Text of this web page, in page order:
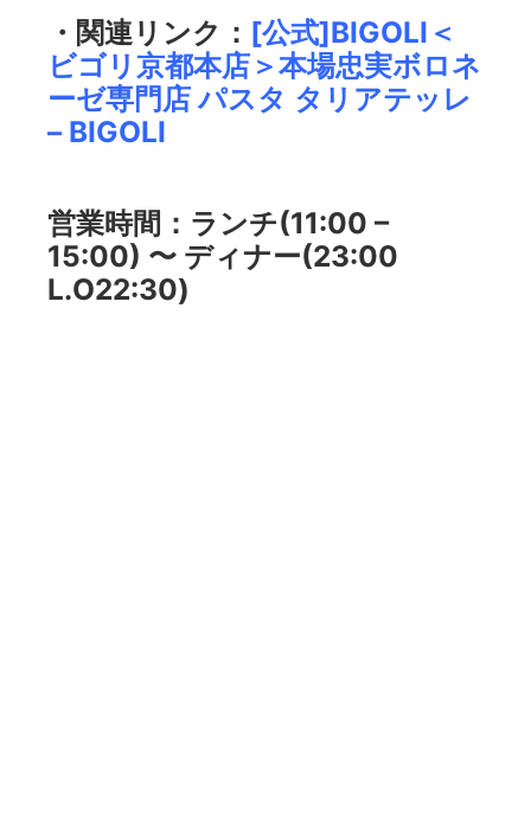
・関連リンク： [公式]BIGOLI＜
ビゴリ京都本店＞本場忠実ボロネ
ーゼ専門店 パスタ タリアテッレ
– BIGOLI
営業時間：ランチ(11:00 –
15:00) 〜 ディナー(23:00
L.O22:30)